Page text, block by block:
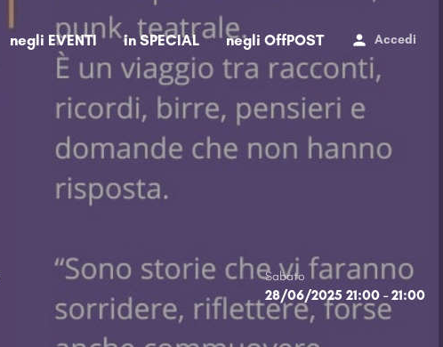
negli EVENTI in SPECIAL negli OffPOST Accedi
Sabato
28/06/2025 21:00 - 21:00